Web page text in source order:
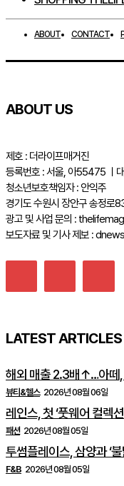
ABOUT CONTACT
ABOUT US
제호 : 더라이프매거진
등록번호 : 서울, 아55475 ㅣ
청소년보호책임자 : 안익주
경기도 수원시 장안구 송정
광고 및 사업 문의 :
보도자료 및 기사 제보 :
LATEST ARTICLES
해외 매출 2.3배↑…아떼,
뷰티&헬스 2026년 08월 06일
레인스, 첫 ‘풋웨어 컬렉
패션 2026년 08월 05일
투썸플레이스, 삼양과 ‘
F&B 2026년 08월 05일